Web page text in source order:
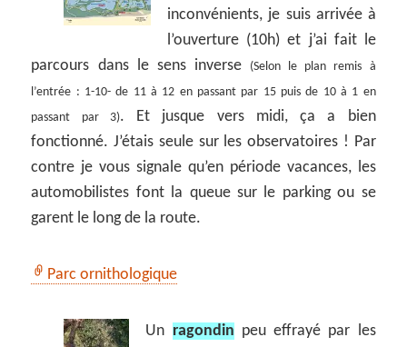
inconvénients, je suis arrivée à
l’ouverture (10h) et j’ai fait le
parcours dans le sens inverse
(Selon le plan remis à
l’entrée : 1-10- de 11 à 12 en passant par 15 puis de 10 à 1 en
passant par 3). Et jusque vers midi, ça a bien
fonctionné. J’étais seule sur les observatoires ! Par
contre je vous signale qu’en période vacances, les
automobilistes font la queue sur le parking ou se
garent le long de la route.
Parc ornithologique
Un ragondin peu effrayé par les